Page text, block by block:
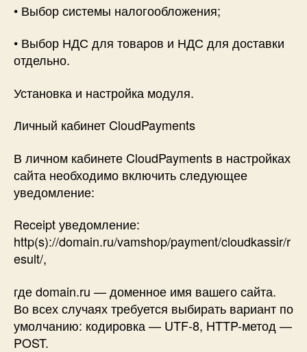
• Выбор системы налогообложения;
• Выбор НДС для товаров и НДС для доставки
отдельно.
Установка и настройка модуля.
Личный кабинет CloudPayments
В личном кабинете CloudPayments в настройках
сайта необходимо включить следующее
уведомление:
Receipt уведомление:
http(s)://domain.ru/vamshop/payment/cloudkassir/r
esult/,
где domain.ru — доменное имя вашего сайта.
Во всех случаях требуется выбирать вариант по
умолчанию: кодировка — UTF-8, HTTP-метод —
POST.